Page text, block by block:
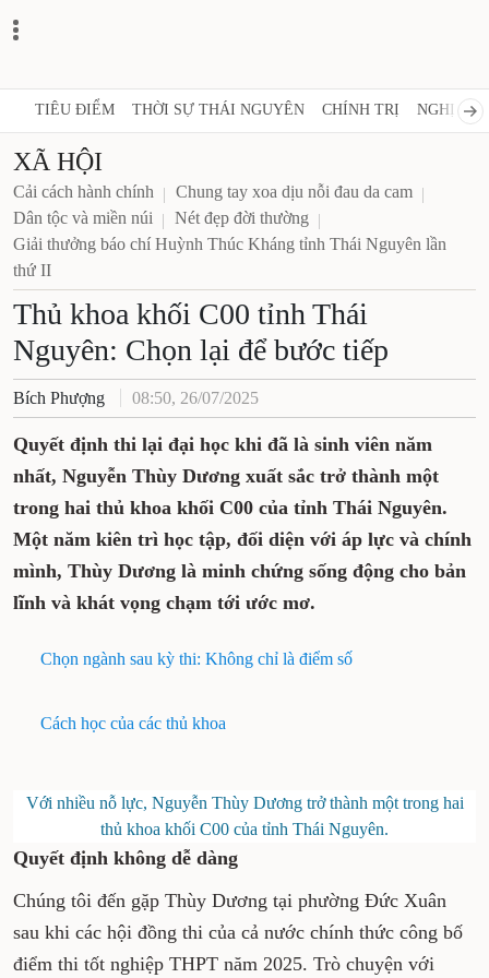
TIÊU ĐIỂM THỜI SỰ THÁI NGUYÊN CHÍNH TRỊ NGHỊ
XÃ HỘI
Cải cách hành chính
Chung tay xoa dịu nỗi đau da cam
Dân tộc và miền núi
Nét đẹp đời thường
Giải thưởng báo chí Huỳnh Thúc Kháng tỉnh Thái Nguyên lần
thứ II
Thủ khoa khối C00 tỉnh Thái
Nguyên: Chọn lại để bước tiếp
Bích Phượng 08:50, 26/07/2025
Quyết định thi lại đại học khi đã là sinh viên năm
nhất, Nguyễn Thùy Dương xuất sắc trở thành một
trong hai thủ khoa khối C00 của tỉnh Thái Nguyên.
Một năm kiên trì học tập, đối diện với áp lực và chính
mình, Thùy Dương là minh chứng sống động cho bản
lĩnh và khát vọng chạm tới ước mơ.
Chọn ngành sau kỳ thi: Không chỉ là điểm số
Cách học của các thủ khoa
Với nhiều nỗ lực, Nguyễn Thùy Dương trở thành một trong hai
thủ khoa khối C00 của tỉnh Thái Nguyên.
Quyết định không dễ dàng
Chúng tôi đến gặp Thùy Dương tại phường Đức Xuân
sau khi các hội đồng thi của cả nước chính thức công bố
điểm thi tốt nghiệp THPT năm 2025. Trò chuyện với